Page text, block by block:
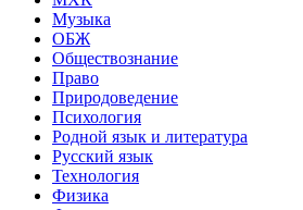
Музыка
ОБЖ
Обществознание
Право
Природоведение
Психология
Родной язык и литература
Русский язык
Технология
Физика